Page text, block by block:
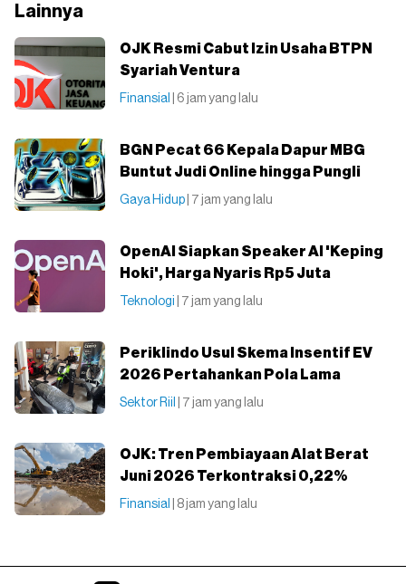
Lainnya
OJK Resmi Cabut Izin Usaha BTPN
Syariah Ventura
Finansial | 6 jam yang lalu
BGN Pecat 66 Kepala Dapur MBG
Buntut Judi Online hingga Pungli
Gaya Hidup | 7 jam yang lalu
OpenAI Siapkan Speaker AI 'Keping
Hoki', Harga Nyaris Rp5 Juta
Teknologi | 7 jam yang lalu
Periklindo Usul Skema Insentif EV
2026 Pertahankan Pola Lama
Sektor Riil | 7 jam yang lalu
OJK: Tren Pembiayaan Alat Berat
Juni 2026 Terkontraksi 0,22%
Finansial | 8 jam yang lalu